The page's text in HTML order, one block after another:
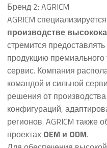
Бренд 2: AGRICM
AGRICM
производстве
стремится
продукцию
сервис. Компания
командой и сильной
решения от
конфигураций,
регионов. AGRICM
проектах OEM и ODM.